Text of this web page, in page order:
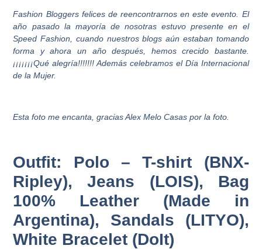
Fashion Bloggers felices de reencontrarnos en este evento. El
año pasado la mayoría de nosotras estuvo presente en el
Speed Fashion, cuando nuestros blogs aún estaban tomando
forma y ahora un año después, hemos crecido bastante.
¡¡¡¡¡¡¡Qué alegría!!!!!!! Además celebramos el Día Internacional
de la Mujer.
Esta foto me encanta, gracias Alex Melo Casas por la foto.
Outfit: Polo – T-shirt (BNX-
Ripley), Jeans (LOIS), Bag
100% Leather (Made in
Argentina), Sandals (LITYO),
White Bracelet (DoIt)